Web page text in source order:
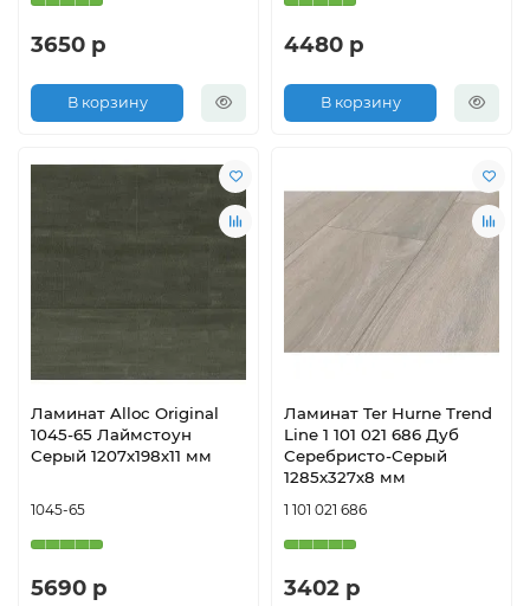
3650 р
В корзину
4480 р
В корзину
Ламинат Alloc Original
1045-65 Лаймстоун
Серый 1207х198х11 мм
1045-65
5690 р
Ламинат Ter Hurne Trend
Line 1 101 021 686 Дуб
Серебристо-Серый
1285х327х8 мм
1 101 021 686
3402 р